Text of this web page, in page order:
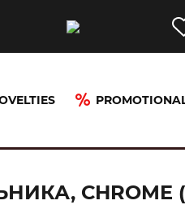
(49040000)
CHROME